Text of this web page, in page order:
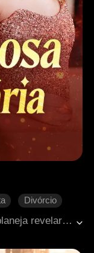
Divórcio
Amanda Burton, uma rica herdeira, planeja revelar sua gravidez e verdadeira identidade por meio de um projeto bilionário. Mas durante um check-up, ela descobre que seu marido, Michael Walsh, está com outra mulher, Caitlyn Russell—que está grávida de seu filho. Devastada, Amanda volta para casa, apenas para enfrentar mais hostilidade de sua sogra, o que a leva a pedir o divórcio. A tragédia acontece quando a pressão de sua sogra faz Amanda perder o bebê, e as tensões entre as famílias aumentam. De coração partido, Amanda decide recomeçar, focando em sua carreira e se tornando uma verdadeira mulher de negócios. Enquanto isso, Michael percebe tarde demais o quanto a ama. Será que eles conseguirão reconstruir a confiança quebrada, ou já será tarde demais?